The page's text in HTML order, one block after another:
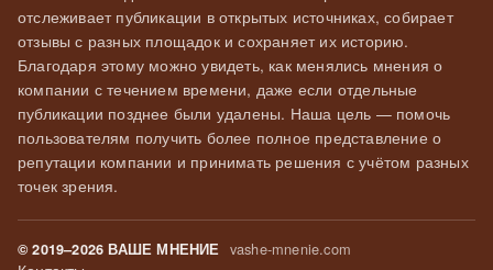
отслеживает публикации в открытых источниках, собирает
отзывы с разных площадок и сохраняет их историю.
Благодаря этому можно увидеть, как менялись мнения о
компании с течением времени, даже если отдельные
публикации позднее были удалены. Наша цель — помочь
пользователям получить более полное представление о
репутации компании и принимать решения с учётом разных
точек зрения.
© 2019–2026 ВАШЕ МНЕНИЕ vashe-mnenie.com